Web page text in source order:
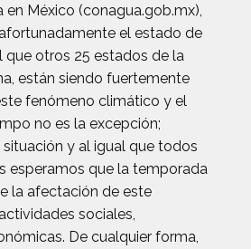
en México (conagua.gob.mx),
el estado de
que otros 25 estados de la
están siendo fuertemente
fenómeno climático y el
no es la excepción;
y al igual que todos
esperamos que la temporada
la afectación de este
sociales,
De cualquier forma,